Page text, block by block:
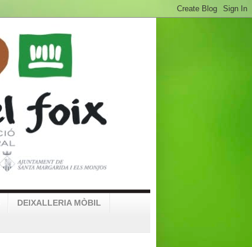
DEIXALLERIA MÒBIL